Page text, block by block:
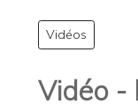
Vidéos
Vidéo -